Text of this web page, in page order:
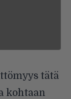
tätä
kohtaan